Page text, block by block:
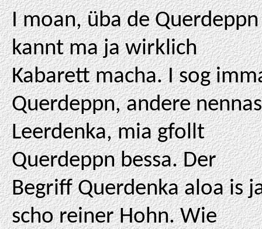
I moan, üba de Querdeppn
kannt ma ja wirklich
Kabarett macha. I sog
Querdeppn, andere nennas
Leerdenka, mia gfollt
Querdeppn bessa. Der
Begriff Querdenka aloa is
scho reiner Hohn. Wie